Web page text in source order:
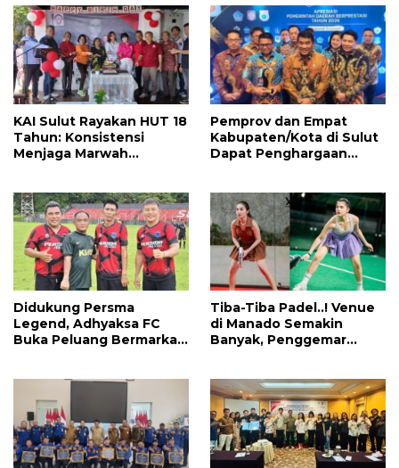
Menanti
KAI Sulut Rayakan HUT 18
Tahun: Konsistensi
Menjaga Marwah
Maju
Pemprov dan Empat
Kabupaten/Kota di Sulut
Dapat Penghargaan
Didukung Persma
Legend, Adhyaksa FC
Buka Peluang Bermarkas
Tiba-Tiba Padel..! Venue
di Manado Semakin
Banyak, Penggemar